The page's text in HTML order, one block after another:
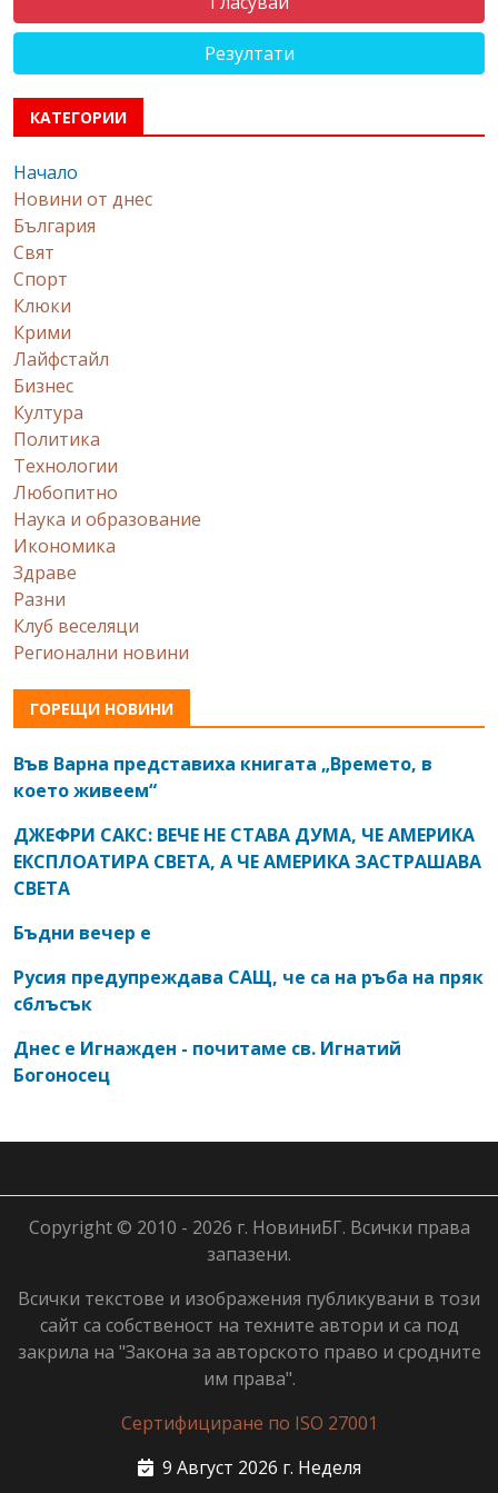
Резултати
КАТЕГОРИИ
Начало
Новини от днес
България
Свят
Спорт
Клюки
Крими
Лайфстайл
Бизнес
Култура
Политика
Технологии
Любопитно
Наука и образование
Икономика
Здраве
Разни
Клуб веселяци
Регионални новини
ГОРЕЩИ НОВИНИ
Във Варна представиха книгата „Времето, в
което живеем“
ДЖЕФРИ САКС: ВЕЧЕ НЕ СТАВА ДУМА, ЧЕ АМЕРИКА
ЕКСПЛОАТИРА СВЕТА, А ЧЕ АМЕРИКА ЗАСТРАШАВА
СВЕТА
Бъдни вечер е
Русия предупреждава САЩ, че са на ръба на пряк
сблъсък
Днес е Игнажден - почитаме св. Игнатий
Богоносец
Copyright © 2010 - 2026 г. НовиниБГ. Всички права
запазени.
Всички текстове и изображения публикувани в този
сайт са собственост на техните автори и са под
закрила на "Закона за авторското право и сродните
им права".
Сертифициране по ISO 27001
9 Август 2026 г. Неделя